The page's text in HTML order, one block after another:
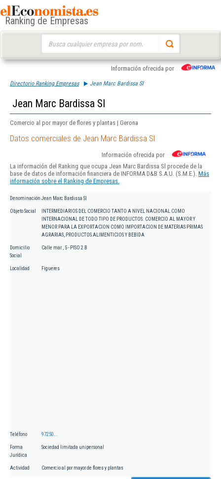
Ranking de Empresas
Información ofrecida por
Directorio Ranking Empresas Jean Marc Bardissa Sl
Jean Marc Bardissa Sl
Comercio al por mayor de flores y plantas | Gerona
Datos comerciales de Jean Marc Bardissa Sl
Información ofrecida por
La información del Ranking que ocupa Jean Marc Bardissa Sl procede de la
base de datos de información financiera de INFORMA D&B S.A.U. (S.M.E.). Más
información sobre el Ranking de Empresas.
Denominación Jean Marc Bardissa Sl
Objeto Social
INTERMEDIARIOS DEL COMERCIO TANTO A NIVEL NACIONAL COMO
INTERNACIONAL DE TODO TIPO DE PRODUCTOS. COMERCIO AL MAYOR Y
MENOR PARA LA EXPORTACION COMO IMPORTACION DE MATERIAS PRIMAS
AGRARIAS, PRODUCTOS ALIMENTICIOS Y BEBIDA
Domicilio
Social
Calle mar , 5 - PISO 2 B
Localidad Figueres
Teléfono 97250...
Forma
Jurídica
Sociedad limitada unipersonal
Actividad Comercio al por mayor de flores y plantas